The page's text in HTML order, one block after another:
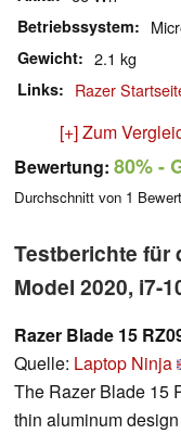
Betriebssystem
Gewicht 2.1 kg
Links Razer
[+] Zum
Bewertung: 80%-
Durchschnitt von 1
Testberichte für
Model 2020, i7-
Razer Blade 15
Quelle: Laptop Ninja
The Razer Blade 15
thin aluminum